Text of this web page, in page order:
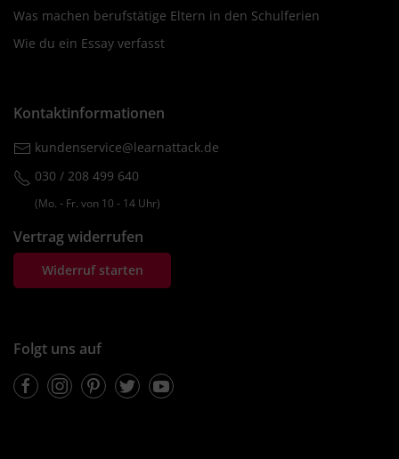
Was machen berufstätige Eltern in den Schulferien
Wie du ein Essay verfasst
Kontaktinformationen
kundenservice@learnattack.de
030 / 208 499 640
(Mo. ‐ Fr. von 10 ‐ 14 Uhr)
Vertrag widerrufen
Widerruf starten
Folgt uns auf
FacebookInstagramPinterestTwitterYoutube